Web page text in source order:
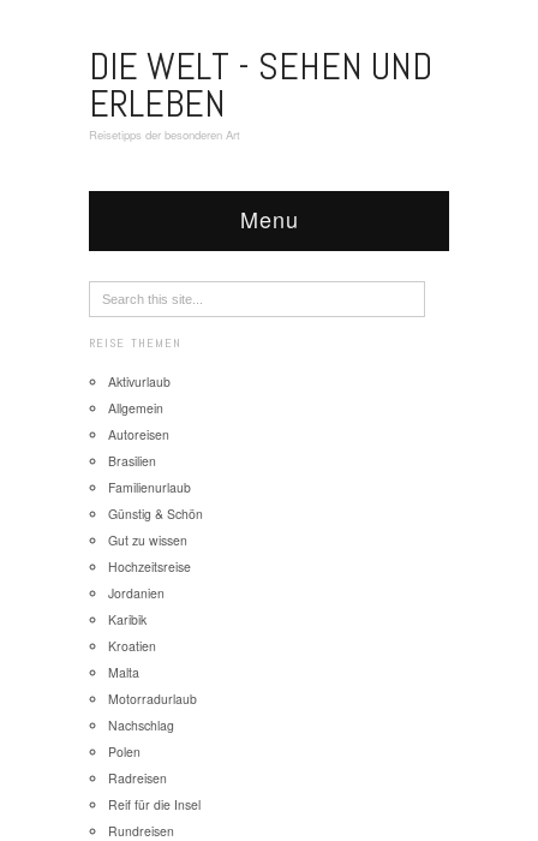
DIE WELT - SEHEN UND
ERLEBEN
Reisetipps der besonderen Art
Menu
REISE THEMEN
Aktivurlaub
Allgemein
Autoreisen
Brasilien
Familienurlaub
Günstig & Schön
Gut zu wissen
Hochzeitsreise
Jordanien
Karibik
Kroatien
Malta
Motorradurlaub
Nachschlag
Polen
Radreisen
Reif für die Insel
Rundreisen